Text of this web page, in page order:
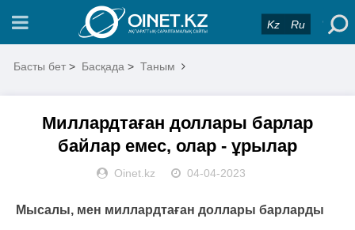
Kz Ru
Басты бет > Басқада > Таным
Миллардтаған доллары барлар
байлар емес, олар - ұрылар
Oinet.kz 04-04-2023
Мысалы, мен миллардтаған доллары барларды